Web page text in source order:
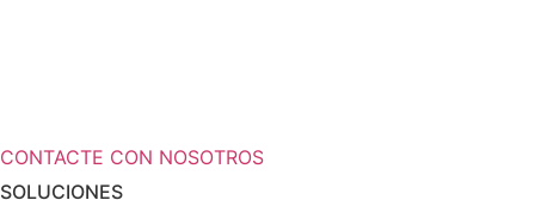
CONTACTE CON NOSOTROS
SOLUCIONES